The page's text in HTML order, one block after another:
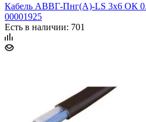
Кабель АВВГ-Пнг(А)-LS 3х6 ОК
00001925
Есть в наличии: 701